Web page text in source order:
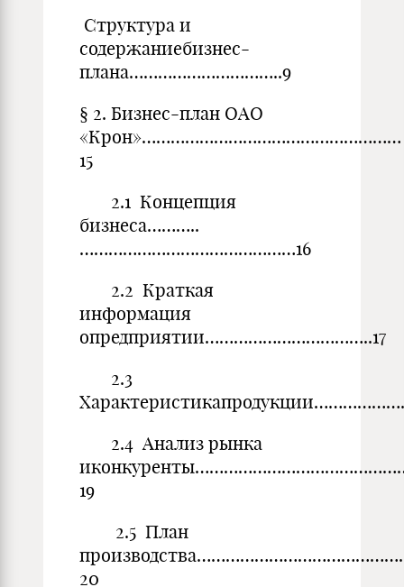
Структура и
содержаниебизнес-
плана…………………………..9
§ 2. Бизнес-план ОАО
«Крон»………………………………………………
15
2.1 Концепция
бизнеса………..
………………………………………16
2.2 Краткая
информация
опредприятии……………………………..17
2.3
2.4 Анализ рынка
19
2.5 План
20